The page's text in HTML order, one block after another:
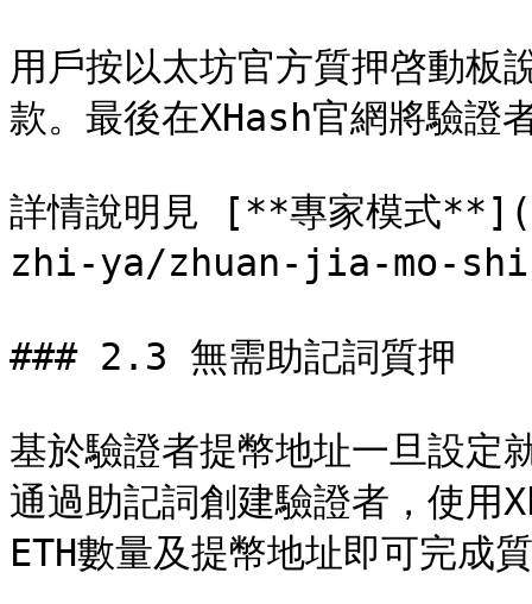
用戶按以太坊官方質押啓動板
款。最後在XHash官網將驗
詳情說明見 [**專家模式
zhi-ya/zhuan-jia-mo-
### 2.3 無需助記詞質押
基於驗證者提幣地址一旦設定
通過助記詞創建驗證者，使用
ETH數量及提幣地址即可完成